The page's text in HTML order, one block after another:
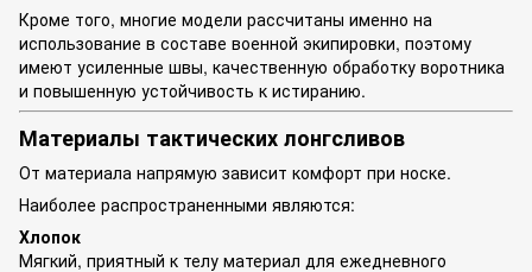
Кроме того, многие модели рассчитаны именно на
использование в составе военной экипировки, поэтому
имеют усиленные швы, качественную обработку воротника
и повышенную устойчивость к истиранию.
Материалы тактических лонгсливов
От материала напрямую зависит комфорт при носке.
Наиболее распространенными являются:
Хлопок
Мягкий, приятный к телу материал для ежедневного